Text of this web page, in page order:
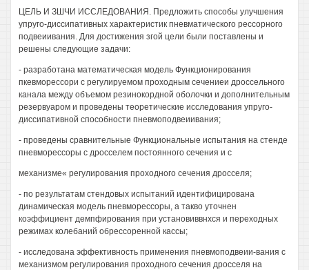
ЦЕЛЬ И ЗШЧИ ИССЛЕДОВАНИЯ. Предложить способы улучшения
упруго-диссипативных характеристик пневматического рессорного
подвеиивания. Для достижения згой цели были поставлены и
решены следующие задачи:
- разработана математическая модель Функционирования
пкевморессори с регулируемом проходным сечениеи дроссельного
канала между объемом резинокордной оболочки и дополнительным
резервуаром и проведены теоретические исследования упруго-
диссипативной способности пневмоподвеиивания;
- проведены сравнительные Функциональные испытания на стенде
пневморессоры с дросселем постоянного сечения и с
механизме« регулирования проходного сечения дросселя;
- по результатам стендовых испытаний идентифицирована
динамическая модель пневморессоры, а такво уточнен
коэффициент демпфирования при установиввнхся и переходных
режимах колебаний обрессоренной кассы;
- исследована эффективность применения пневмоподвеии-вания с
механизмом регулирования проходного сечения дросселя на